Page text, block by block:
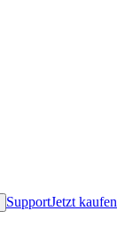
SupportJetzt kaufen